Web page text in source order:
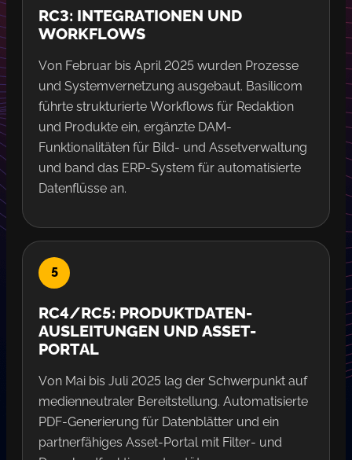
RC3: INTEGRATIONEN UND
WORKFLOWS
Von Februar bis April 2025 wurden Prozesse
und Systemvernetzung ausgebaut. Basilicom
führte strukturierte Workflows für Redaktion
und Produkte ein, ergänzte DAM-
Funktionalitäten für Bild- und Assetverwaltung
und band das ERP-System für automatisierte
Datenflüsse an.
RC4/RC5: PRODUKTDATEN-
AUSLEITUNGEN UND ASSET-
PORTAL
Von Mai bis Juli 2025 lag der Schwerpunkt auf
medienneutraler Bereitstellung. Automatisierte
PDF-Generierung für Datenblätter und ein
partnerfähiges Asset-Portal mit Filter- und